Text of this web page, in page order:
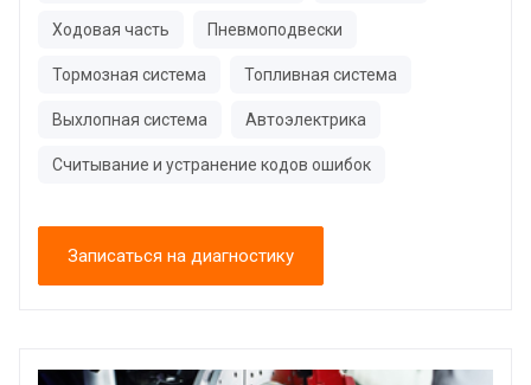
Ходовая часть Пневмоподвески
Тормозная система Топливная система
Выхлопная система Автоэлектрика
Считывание и устранение кодов ошибок
Записаться на диагностику